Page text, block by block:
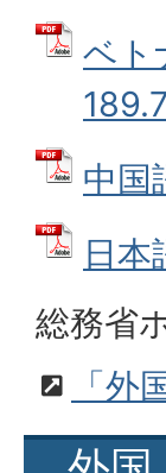
ベト
中国
日
総務省
「